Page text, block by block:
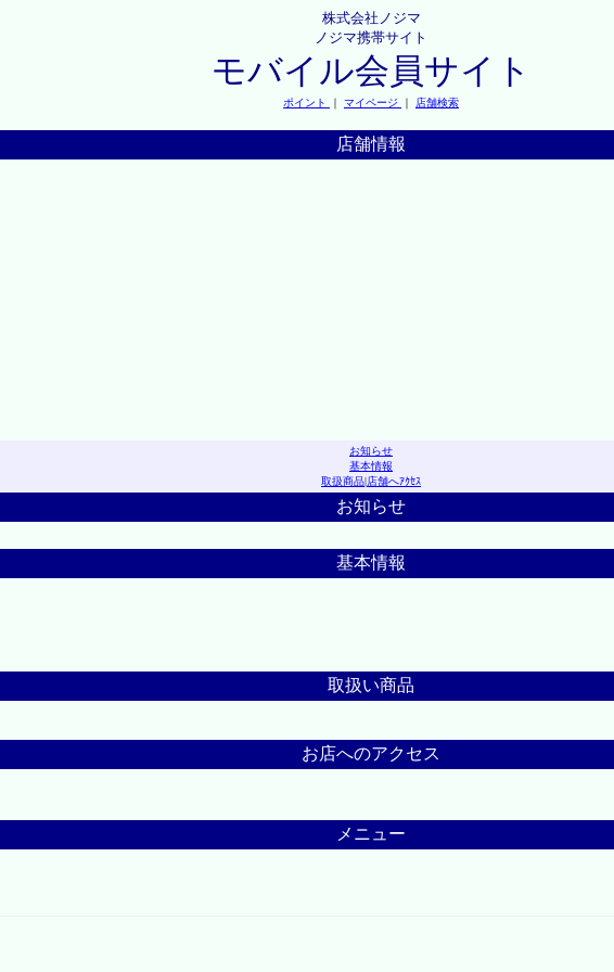
株式会社ノジマ
ノジマ携帯サイト
モバイル会員サイト
ポイント ｜ マイページ ｜ 店舗検索
店舗情報
お知らせ
基本情報
取扱商品|店舗へｱｸｾｽ
お知らせ
基本情報
取扱い商品
お店へのアクセス
メニュー